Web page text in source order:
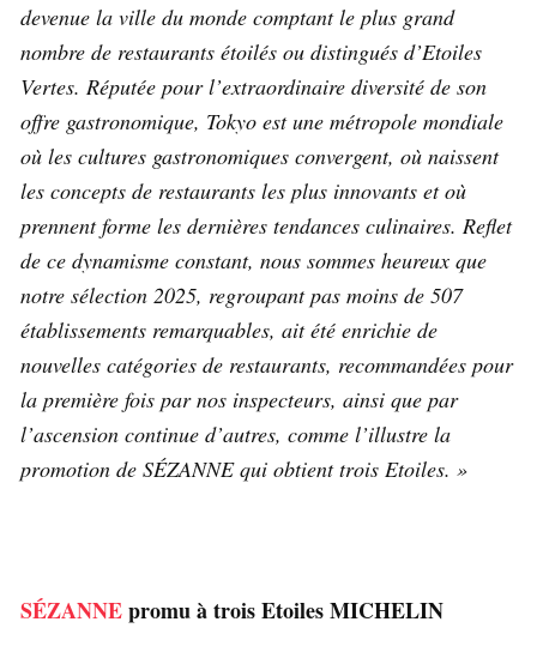
devenue la ville du monde comptant le plus grand
nombre de restaurants étoilés ou distingués d’Etoiles
Vertes. Réputée pour l’extraordinaire diversité de son
offre gastronomique, Tokyo est une métropole mondiale
où les cultures gastronomiques convergent, où naissent
les concepts de restaurants les plus innovants et où
prennent forme les dernières tendances culinaires. Reflet
de ce dynamisme constant, nous sommes heureux que
notre sélection 2025, regroupant pas moins de 507
établissements remarquables, ait été enrichie de
nouvelles catégories de restaurants, recommandées pour
la première fois par nos inspecteurs, ainsi que par
l’ascension continue d’autres, comme l’illustre la
promotion de SÉZANNE qui obtient trois Etoiles. »
SÉZANNEpromu à trois Etoiles MICHELIN